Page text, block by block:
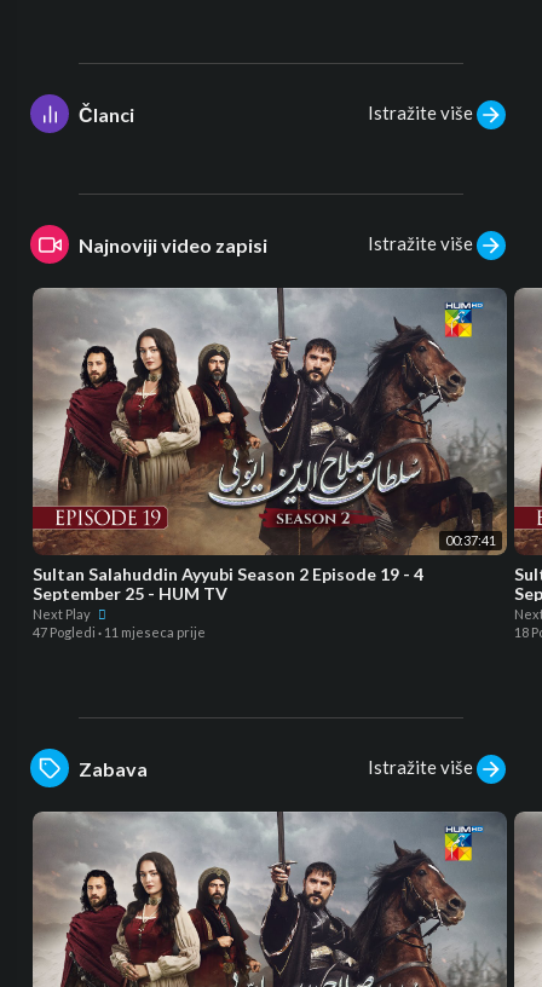
Članci Istražite više
Najnoviji video zapisi Istražite više
00:37:41
Sultan Salahuddin Ayyubi Season 2 Episode 19 - 4
September 25 - HUM TV
Next Play
47 Pogledi · 11 mjeseca prije
18
Zabava Istražite više